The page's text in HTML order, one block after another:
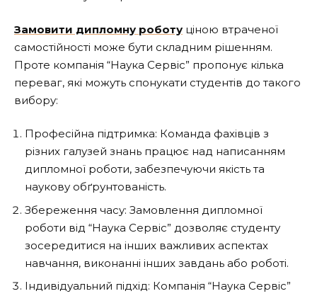
Замовити дипломну роботу ціною втраченої
самостійності може бути складним рішенням.
Проте компанія “Наука Сервіс” пропонує кілька
переваг, які можуть спонукати студентів до такого
вибору:
Професійна підтримка: Команда фахівців з
різних галузей знань працює над написанням
дипломної роботи, забезпечуючи якість та
наукову обґрунтованість.
Збереження часу: Замовлення дипломної
роботи від “Наука Сервіс” дозволяє студенту
зосередитися на інших важливих аспектах
навчання, виконанні інших завдань або роботі.
Індивідуальний підхід: Компанія “Наука Сервіс”